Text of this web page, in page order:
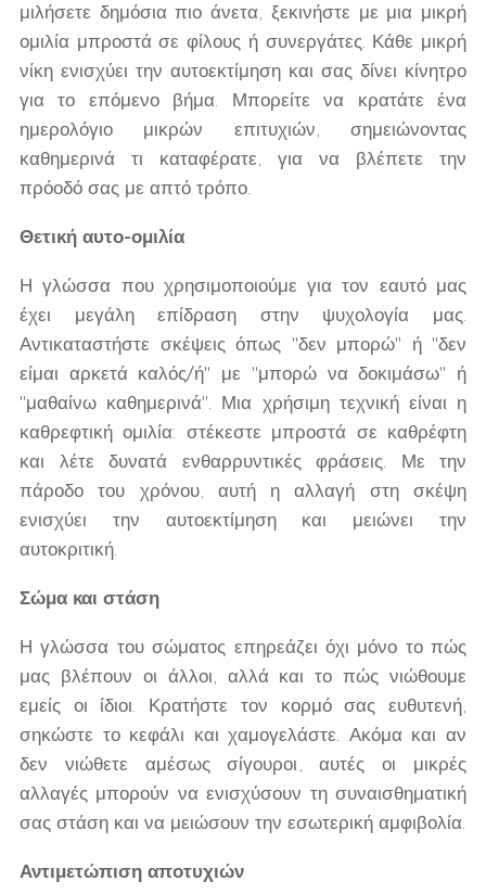
μιλήσετε δημόσια πιο άνετα, ξεκινήστε με μια μικρή
ομιλία μπροστά σε φίλους ή συνεργάτες. Κάθε μικρή
νίκη ενισχύει την αυτοεκτίμηση και σας δίνει κίνητρο
για το επόμενο βήμα. Μπορείτε να κρατάτε ένα
ημερολόγιο μικρών επιτυχιών, σημειώνοντας
καθημερινά τι καταφέρατε, για να βλέπετε την
πρόοδό σας με απτό τρόπο.
Θετική αυτο-ομιλία
Η γλώσσα που χρησιμοποιούμε για τον εαυτό μας
έχει μεγάλη επίδραση στην ψυχολογία μας.
Αντικαταστήστε σκέψεις όπως "δεν μπορώ" ή "δεν
είμαι αρκετά καλός/ή" με "μπορώ να δοκιμάσω" ή
"μαθαίνω καθημερινά". Μια χρήσιμη τεχνική είναι η
καθρεφτική ομιλία: στέκεστε μπροστά σε καθρέφτη
και λέτε δυνατά ενθαρρυντικές φράσεις. Με την
πάροδο του χρόνου, αυτή η αλλαγή στη σκέψη
ενισχύει την αυτοεκτίμηση και μειώνει την
αυτοκριτική.
Σώμα και στάση
Η γλώσσα του σώματος επηρεάζει όχι μόνο το πώς
μας βλέπουν οι άλλοι, αλλά και το πώς νιώθουμε
εμείς οι ίδιοι. Κρατήστε τον κορμό σας ευθυτενή,
σηκώστε το κεφάλι και χαμογελάστε. Ακόμα και αν
δεν νιώθετε αμέσως σίγουροι, αυτές οι μικρές
αλλαγές μπορούν να ενισχύσουν τη συναισθηματική
σας στάση και να μειώσουν την εσωτερική αμφιβολία.
Αντιμετώπιση αποτυχιών